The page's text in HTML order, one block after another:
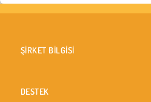
ŞİRKET BİLGİSİ
DESTEK